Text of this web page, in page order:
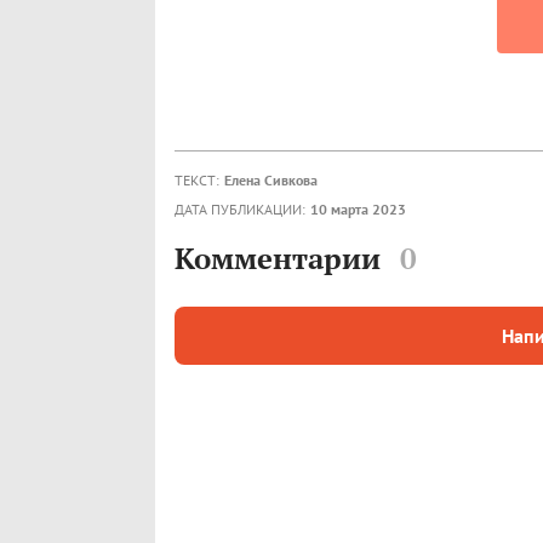
ТЕКСТ: Елена Сивкова
ДАТА ПУБЛИКАЦИИ: 10 марта 2023
Комментарии 0